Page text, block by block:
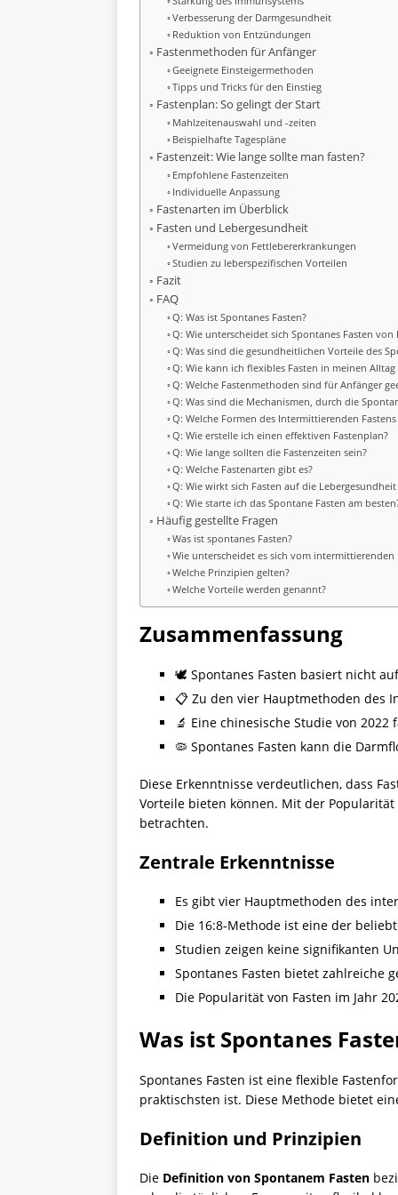
Verbesserung der Darmgesundheit
Reduktion von Entzündungen
Fastenmethoden für Anfänger
Geeignete Einsteigermethoden
Tipps und Tricks für den Einstieg
Fastenplan: So gelingt der Start
Mahlzeitenauswahl und -zeiten
Beispielhafte Tagespläne
Fastenzeit: Wie lange sollte man fasten?
Empfohlene Fastenzeiten
Individuelle Anpassung
Fastenarten im Überblick
Fasten und Lebergesundheit
Vermeidung von Fettlebererkrankungen
Studien zu leberspezifischen Vorteilen
Fazit
FAQ
Q: Was ist Spontanes Fasten?
Q: Wie unterscheidet sich Spontanes Fasten
Q: Was sind die gesundheitlichen Vorteile des
Q: Wie kann ich flexibles Fasten in meinen
Q: Welche Fastenmethoden sind für Anfänger
Q: Was sind die Mechanismen, durch die
Q: Welche Formen des Intermittierenden
Q: Wie erstelle ich einen effektiven Fastenplan?
Q: Wie lange sollten die Fastenzeiten sein?
Q: Welche Fastenarten gibt es?
Q: Wie wirkt sich Fasten auf die Lebergesundheit
Q: Wie starte ich das Spontane Fasten am
Häufig gestellte Fragen
Was ist spontanes Fasten?
Wie unterscheidet es sich vom intermittierenden
Welche Prinzipien gelten?
Welche Vorteile werden genannt?
Zusammenfassung
🕊️ Spontanes Fasten basiert nicht
📋 Zu den vier Hauptmethoden des
🔬 Eine chinesische Studie von
🦠 Spontanes Fasten kann die
Diese Erkenntnisse verdeutlichen, dass
Vorteile bieten können. Mit der
betrachten.
Zentrale Erkenntnisse
Es gibt vier Hauptmethoden des
Die 16:8-Methode ist eine der
Studien zeigen keine signifikanten
Spontanes Fasten bietet zahlreiche
Die Popularität von Fasten im Jahr
Was ist Spontanes
Spontanes Fasten ist eine flexible
praktischsten ist. Diese Methode bietet
Definition und Prinzipien
Die Definition von Spontanem Fasten